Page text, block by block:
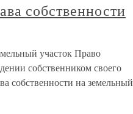
собственности
участок Право
собственником своего
собственности на земельный